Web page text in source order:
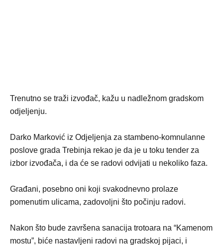
Trenutno se traži izvođač, kažu u nadležnom gradskom
odjeljenju.
Darko Marković iz Odjeljenja za stambeno-komnulanne
poslove grada Trebinja rekao je da je u toku tender za
izbor izvođača, i da će se radovi odvijati u nekoliko faza.
Građani, posebno oni koji svakodnevno prolaze
pomenutim ulicama, zadovoljni što počinju radovi.
Nakon što bude završena sanacija trotoara na “Kamenom
mostu”, biće nastavljeni radovi na gradskoj pijaci, i